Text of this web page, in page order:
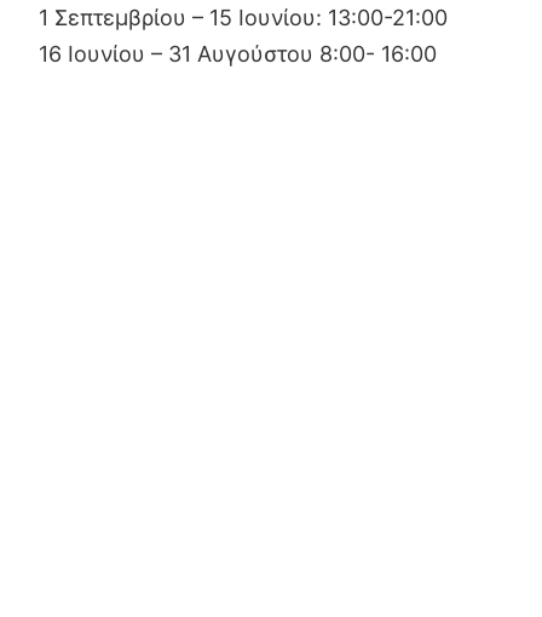
1 Σεπτεμβρίου – 15 Ιουνίου: 13:00-21:00
16 Ιουνίου – 31 Αυγούστου 8:00- 16:00